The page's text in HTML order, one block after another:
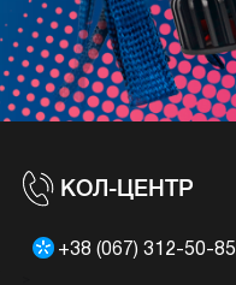
КОЛ-ЦЕНТР
+38 (067) 312-50-85